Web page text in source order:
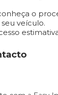
o
seu veículo.